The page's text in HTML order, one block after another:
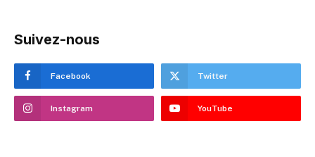
Suivez-nous
Facebook Twitter
Instagram YouTube